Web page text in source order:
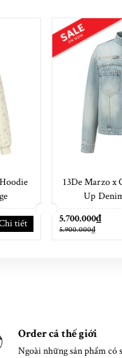
tiết
13De Marzo x
Up
5.700.000₫
5.900.000₫
Order cả thế giới
Ngoài những sản phẩm có